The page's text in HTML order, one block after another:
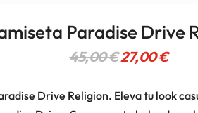
Paradise Drive
45,00€El
original
27,00€El
Drive Religion. Eleva tu look